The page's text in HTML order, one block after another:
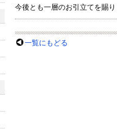
今後とも一層のお引立てを賜
一覧にもどる